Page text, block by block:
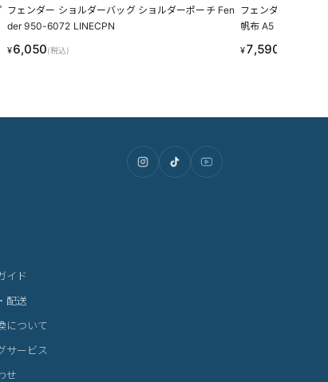
フェンダー ショルダーバッグ ショルダーポーチ Fen
der 950-6072 LINECPN
¥6,050(税込)
フェンダー ミニト
帆布 A5 Fender
¥7,590
イド
配送
について
サービス
せ